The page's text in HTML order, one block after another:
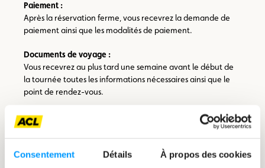
Consentement Détails À propos des cookies
Paiement :
Après la réservation ferme, vous recevrez la demande de
paiement ainsi que les modalités de paiement.
Documents de voyage :
Vous recevrez au plus tard une semaine avant le début de
la tournée toutes les informations nécessaires ainsi que le
point de rendez-vous.
Conditions d’annulation :
Veuillez noter que les annulations de la part des participants
l’excursion. Si le participant ne peut pas ou ne veut pas